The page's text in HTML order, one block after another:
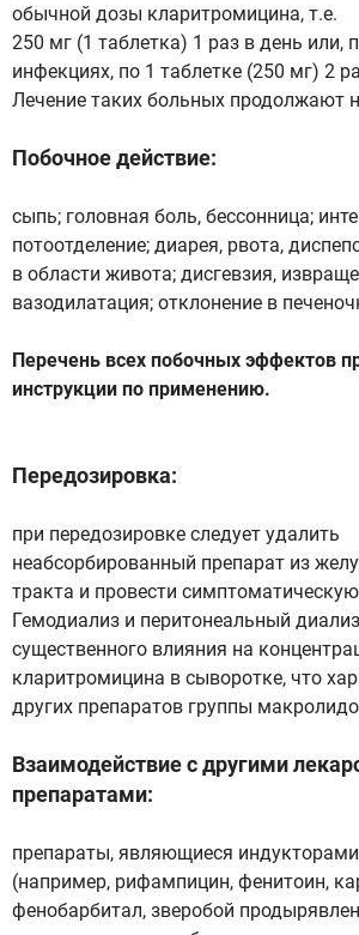
обычной дозы кларитромицина, т.е.
250 мг (1 таблетка) 1 раз в день или,
инфекциях, по 1 таблетке (250 мг) 2
Лечение таких больных продолжают
Побочное действие:
сыпь; головная боль, бессонница;
потоотделение; диарея, рвота,
в области живота; дисгевзия,
вазодилатация; отклонение в
Перечень всех побочных эффектов
инструкции по применению.
Передозировка:
при передозировке следует удалить
неабсорбированный препарат из
тракта и провести
Гемодиализ и перитонеальный
существенного влияния на
кларитромицина в сыворотке, что
других препаратов группы
Взаимодействие с другими
препаратами:
препараты, являющиеся индукторами
(например, рифампицин, фенитоин,
фенобарбитал, зверобой